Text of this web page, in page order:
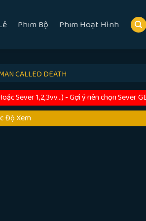
Phim Bộ Phim Hoạt Hình
CALLED DEATH
Sever 1,2,3vv...) - Gợi ý nên chọn Sever
Độ Xem